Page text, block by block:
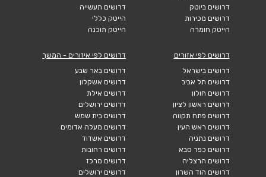
דרושים ביוטק
דרושים מכירות
הייטק חומרה
דרושים תעשייה
הייטק כללי
הייטק תוכנה
דרושים לפי אזורים
דרושים בישראל
דרושים תל אביב
דרושים חולון
דרושים ראשון לציון
דרושים פתח תקווה
דרושים ראש העין
דרושים נתניה
דרושים כפר סבא
דרושים הרצליה
דרושים הוד השרון
דרושים לפי איזורים - המשך
דרושים באר שבע
דרושים אשקלון
דרושים אילת
דרושים ירושלים
דרושים בית שמש
דרושים מעלה אדומים
דרושים אשדוד
דרושים רחובות
דרושים מרכז
דרושים ירושלים